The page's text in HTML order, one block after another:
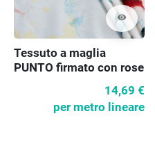
visibility
Tessuto a maglia
PUNTO firmato con rose
14,69 €
per metro lineare